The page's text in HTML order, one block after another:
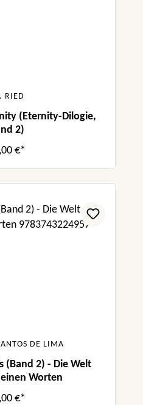
RIED
(Eternity-Dilogie,
2)
€*
DE LIMA
(Band 2) - Die Welt
Worten
€*